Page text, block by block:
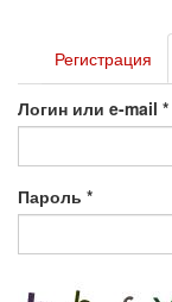
Главные
вкладки
Регистрация
Логин или e-mail *
Пароль *